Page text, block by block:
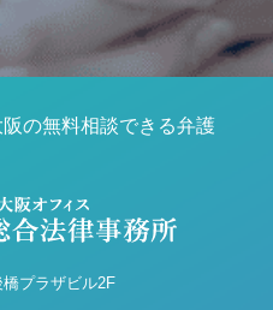
の無料相談できる弁護
プラザビル2F